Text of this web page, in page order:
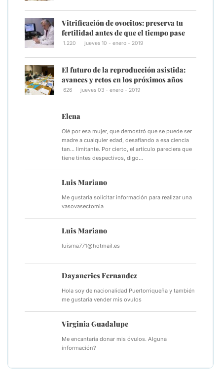
Vitrificación de ovocitos: preserva tu
fertilidad antes de que el tiempo pase
1.220 jueves 10 - enero - 2019
El futuro de la reproducción asistida:
avances y retos en los próximos años
626 jueves 03 - enero - 2019
Elena
Olé por esa mujer, que demostró que se puede ser
madre a cualquier edad, desafiando a esa ciencia
tan... limitante. Por cierto, el artículo pareciera que
tiene tintes despectivos, digo…
Luis Mariano
Me gustaría solicitar información para realizar una
vasovasectomia
Luis Mariano
luisma771@hotmail.es
Dayaneries Fernandez
Hola soy de nacionalidad Puertorriqueña y también
me gustaría vender mis ovulos
Virginia Guadalupe
Me encantaría donar mis óvulos. Alguna
información?